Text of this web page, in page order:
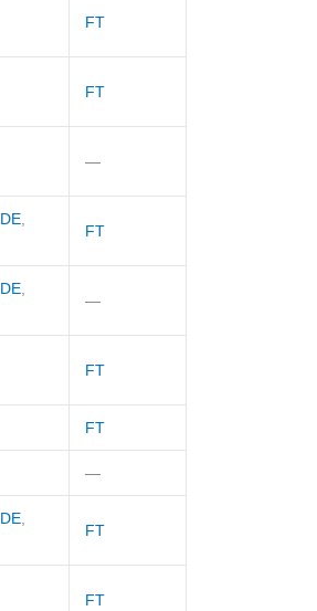
FT
FT
—
DE,
FT
DE,
—
FT
FT
—
DE,
FT
FT